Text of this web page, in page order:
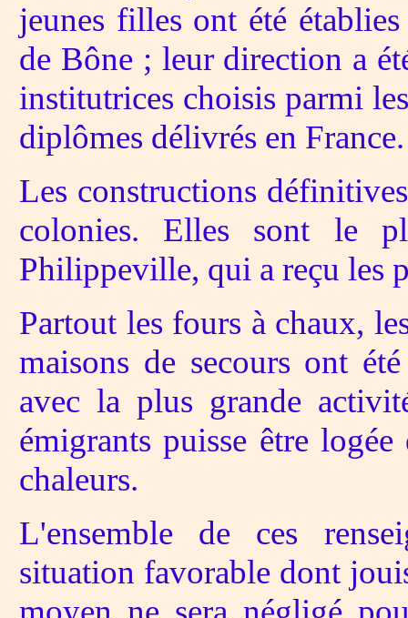
jeunes filles ont été
de Bône ; leur direction a
institutrices choisis parmi
diplômes délivrés en France.
Les constructions
colonies. Elles sont le
Philippeville, qui a reçu les
Partout les fours à chaux,
maisons de secours ont
avec la plus grande
émigrants puisse être
chaleurs.
L'ensemble de ces
situation favorable dont